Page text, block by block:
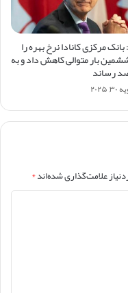
مرکزی کانادا نرخ بهره را
بار متوالی کاهش داد و به
علامت‌گذاری شده‌اند*